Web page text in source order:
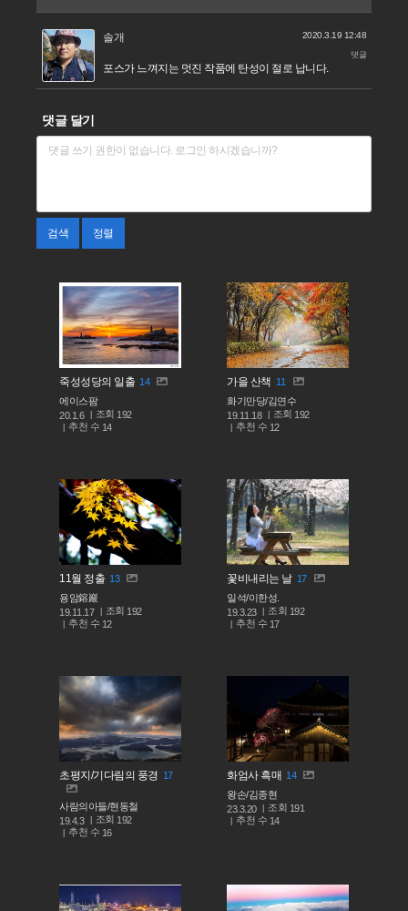
솔개 2020.3.19 12:48
댓글
포스가 느껴지는 멋진 작품에 탄성이 절로 납니다.
댓글 달기
검색 정렬
죽성성당의 일출 14
에이스팜
20.1.6
조회 192
추천 수 14
가을 산책 11
화기만당/김연수
19.11.18
조회 192
추천 수 12
11월 정출 13
용암鎔巖
19.11.17
조회 192
추천 수 12
꽃비내리는 날 17
일석/이한성.
19.3.23
조회 192
추천 수 17
초평지/기다림의 풍경 17
사람의아들/현동철
19.4.3
조회 192
추천 수 16
화엄사 흑매 14
왕손/김종현
23.3.20
조회 191
추천 수 14